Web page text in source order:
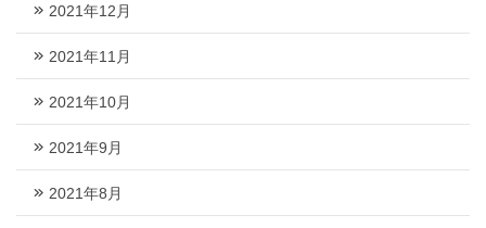
2021年12月
2021年11月
2021年10月
2021年9月
2021年8月